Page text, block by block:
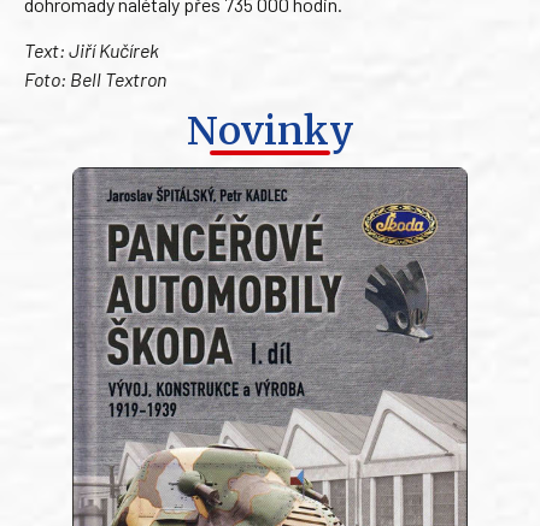
Text: Jiří Kučírek
Foto: Bell Textron
Novinky